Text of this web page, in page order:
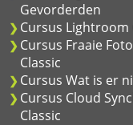
Gevorderden
Cursus Lightroom
Cursus Fraaie
Classic
Cursus Wat is er
Cursus Cloud
Classic